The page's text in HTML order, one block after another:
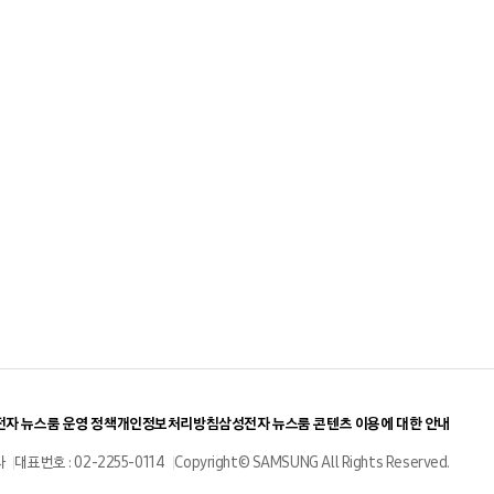
자 뉴스룸 운영 정책개인정보처리방침삼성전자 뉴스룸 콘텐츠 이용에 대한 안내
대표번호 : 02-2255-0114 Copyright© SAMSUNG All Rights Reserved.